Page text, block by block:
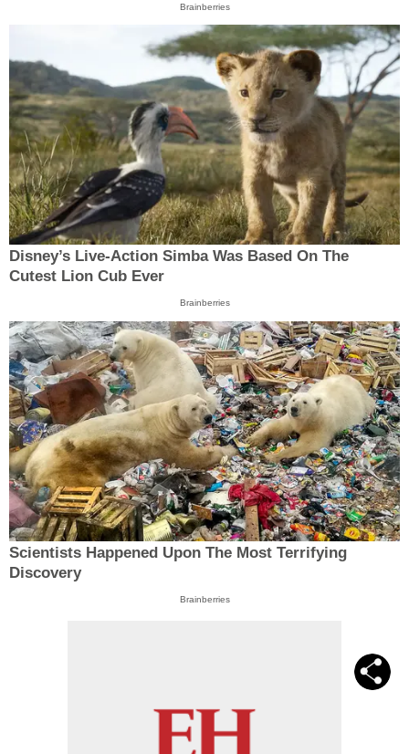
Brainberries
Disney’s Live-Action Simba Was Based On The
Cutest Lion Cub Ever
Brainberries
Scientists Happened Upon The Most Terrifying
Discovery
Brainberries